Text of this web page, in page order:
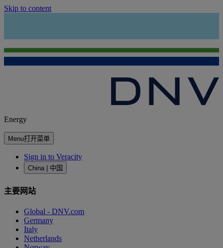
Skip to content
Energy
Menu打开菜单
Sign in to Veracity
China | 中国
主要网站
Global - DNV.com
Germany
Italy
Netherlands